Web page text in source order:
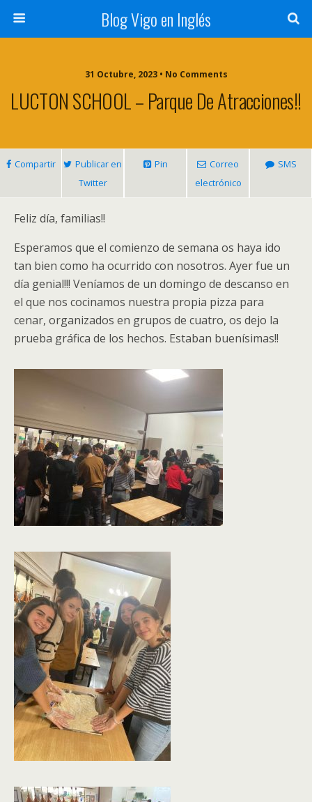
Blog Vigo en Inglés
31 Octubre, 2023 • No Comments
LUCTON SCHOOL – Parque De Atracciones!!
Compartir
Publicar en
Twitter
Pin
Correo
electrónico
SMS
Feliz día, familias!!
Esperamos que el comienzo de semana os haya ido
tan bien como ha ocurrido con nosotros. Ayer fue un
día genial!!! Veníamos de un domingo de descanso en
el que nos cocinamos nuestra propia pizza para
cenar, organizados en grupos de cuatro, os dejo la
prueba gráfica de los hechos. Estaban buenísimas!!